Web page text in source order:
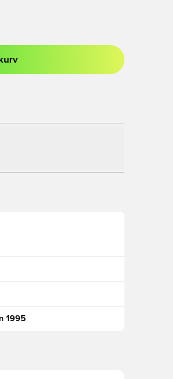
dig som medlem
1995